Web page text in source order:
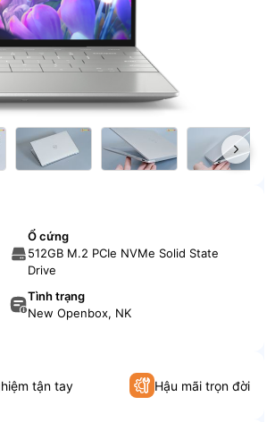
Ổ cứng
512GB M.2 PCIe NVMe Solid State
Drive
Tình trạng
New Openbox, NK
tận tay Hậu mãi trọn đời